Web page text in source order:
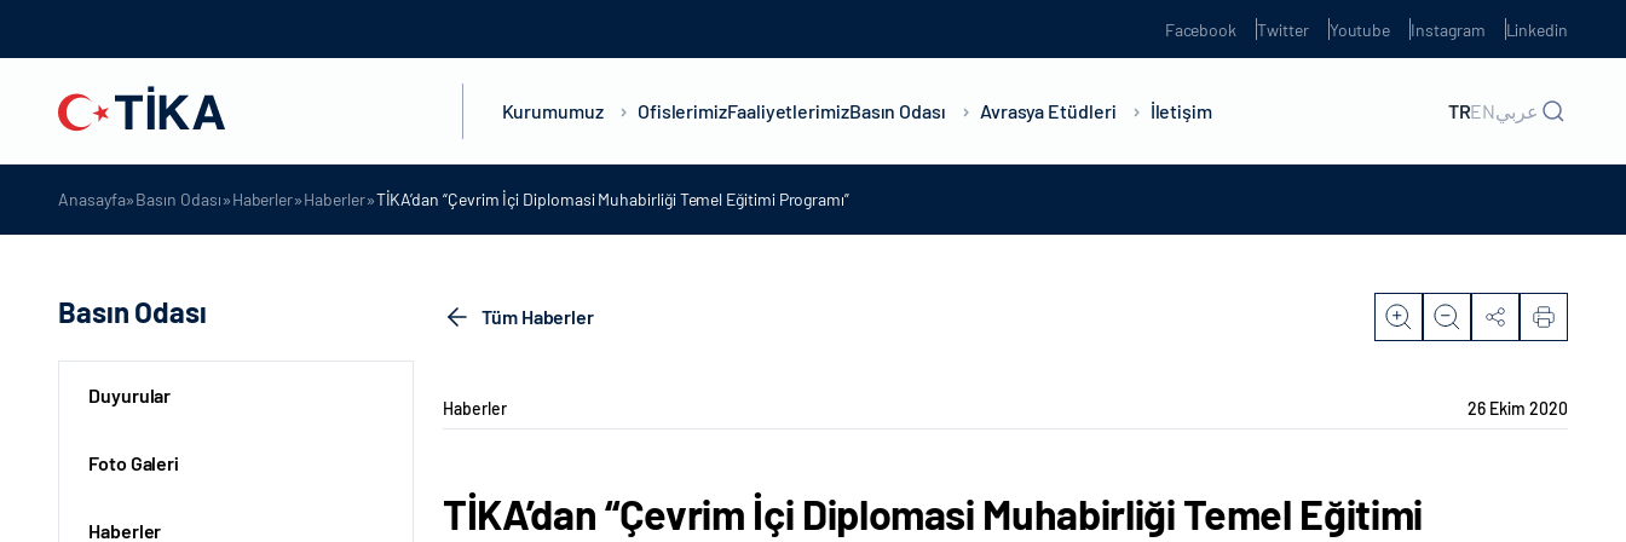
Facebook Twitter Youtube Instagram Linkedin
Kurumumuz OfislerimizFaaliyetlerimizBasın Odası Avrasya Etüdleri İletişim TRENعربي
Anasayfa»Basın Odası»Haberler»Haberler»TİKA’dan “Çevrim İçi Diplomasi Muhabirliği Temel Eğitimi Programı”
Basın Odası
Duyurular
Foto Galeri
Haberler
Tüm Haberler
Haberler 26 Ekim 2020
TİKA’dan “Çevrim İçi Diplomasi Muhabirliği Temel Eğitimi